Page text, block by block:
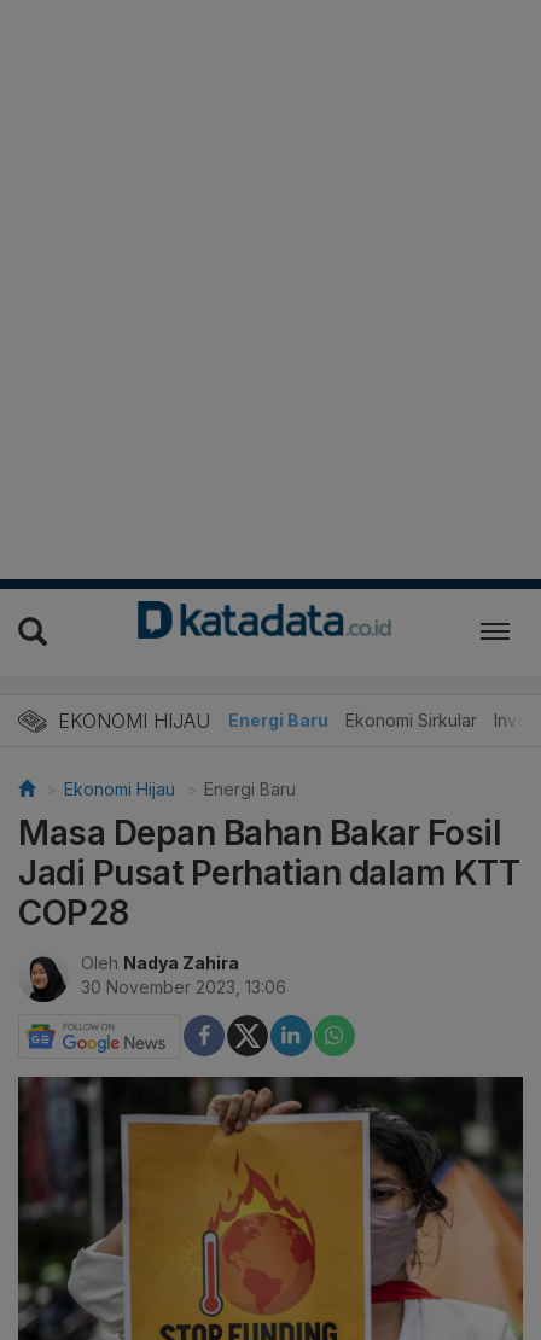
EKONOMI HIJAU Energi Baru Ekonomi Sirkular
Ekonomi Hijau Energi Baru
Masa Depan Bahan Bakar Fosil
Jadi Pusat Perhatian dalam KTT
COP28
Oleh Nadya Zahira
30 November 2023, 13:06